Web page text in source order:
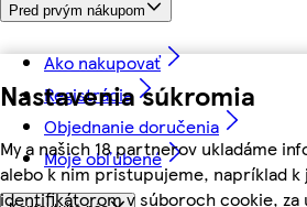
Nastavenia súkromia
My a našich 18 partnerov ukladáme
alebo k nim pristupujeme, napríklad k
identifikátorom v súboroch cookie, za
Pred prvým nákupom
Ako nakupovať
Registrácia
Objednanie doručenia
Moje obľúbené